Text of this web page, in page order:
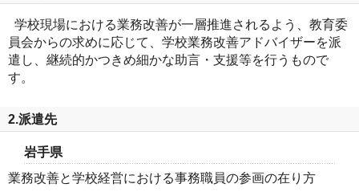
学校現場における業務改善が一層推進されるよう、教育委
員会からの求めに応じて、学校業務改善アドバイザーを派
遣し、継続的かつきめ細かな助言・支援等を行うもので
す。
2.派遣先
岩手県
業務改善と学校経営における事務職員の参画の在り方